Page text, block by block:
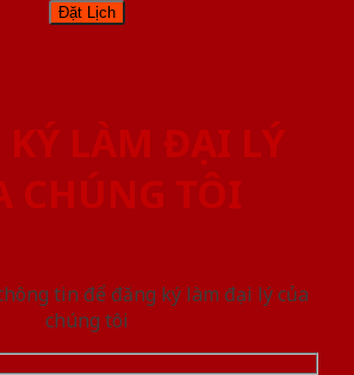
LÀM ĐẠI LÝ
CHÚNG TÔI
tin để đăng ký làm đại lý của
chúng tôi